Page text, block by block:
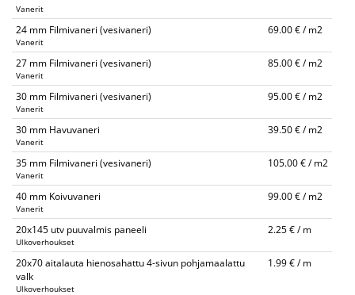
Vanerit
24 mm Filmivaneri (vesivaneri)
Vanerit
69.00 € / m2
27 mm Filmivaneri (vesivaneri)
Vanerit
85.00 € / m2
30 mm Filmivaneri (vesivaneri)
Vanerit
95.00 € / m2
30 mm Havuvaneri
Vanerit
39.50 € / m2
35 mm Filmivaneri (vesivaneri)
Vanerit
105.00 € / m2
40 mm Koivuvaneri
Vanerit
99.00 € / m2
20x145 utv puuvalmis paneeli
Ulkoverhoukset
2.25 € / m
20x70 aitalauta hienosahattu 4-sivun pohjamaalattu
valk
Ulkoverhoukset
1.99 € / m